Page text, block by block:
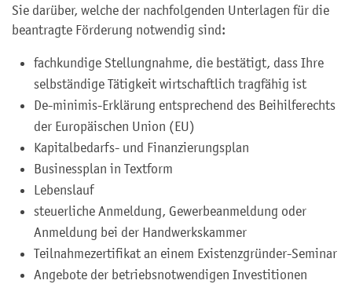
Sie darüber, welche der nachfolgenden Unterlagen für die
beantragte Förderung notwendig sind:
fachkundige Stellungnahme, die bestätigt, dass Ihre
selbständige Tätigkeit wirtschaftlich tragfähig ist
De-minimis-Erklärung entsprechend des Beihilferechts
der Europäischen Union (EU)
Kapitalbedarfs- und Finanzierungsplan
Businessplan in Textform
Lebenslauf
steuerliche Anmeldung, Gewerbeanmeldung oder
Anmeldung bei der Handwerkskammer
Teilnahmezertifikat an einem Existenzgründer-Seminar
Angebote der betriebsnotwendigen Investitionen